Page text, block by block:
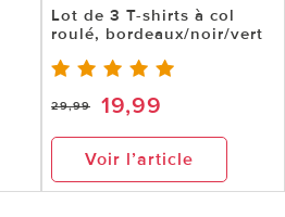
Lot de 3 T-shirts à col
roulé, bordeaux/noir/vert
29,99 19,99
Voir l’article